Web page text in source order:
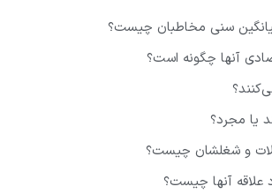
سنی مخاطبان چیست؟
آنها چگونه است؟
یا مجرد؟
و شغلشان چیست؟
علاقه آنها چیست؟